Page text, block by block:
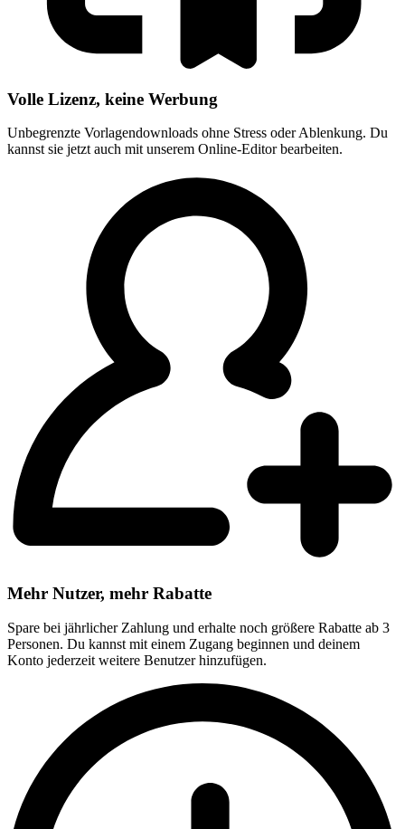
Volle Lizenz, keine Werbung
Unbegrenzte Vorlagendownloads ohne Stress oder Ablenkung. Du
kannst sie jetzt auch mit unserem Online-Editor bearbeiten.
Mehr Nutzer, mehr Rabatte
Spare bei jährlicher Zahlung und erhalte noch größere Rabatte ab 3
Personen. Du kannst mit einem Zugang beginnen und deinem
Konto jederzeit weitere Benutzer hinzufügen.